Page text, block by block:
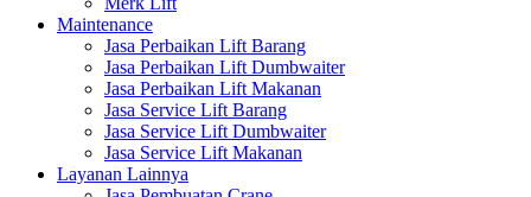
Maintenance
Jasa Perbaikan Lift Barang
Jasa Perbaikan Lift Dumbwaiter
Jasa Perbaikan Lift Makanan
Jasa Service Lift Barang
Jasa Service Lift Dumbwaiter
Jasa Service Lift Makanan
Layanan Lainnya